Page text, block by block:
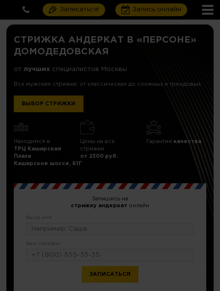
Записаться! Запись онлайн
CТРИЖКА АНДЕРКАТ В «ПЕРСОНЕ»
ДОМОДЕДОВСКАЯ
от лучших специалистов Москвы
Все мужские стрижки: от классических до сложных и трендовых
ВЫБОР СТРИЖКИ
Находимся в
ТРЦ Каширская
Плаза
Каширское шоссе, 61Г
Цены на все
стрижки
от 2300 руб.
Гарантия качества
Запишись на
стрижку андеркат онлайн
Ваше имя:
Ваш телефон: